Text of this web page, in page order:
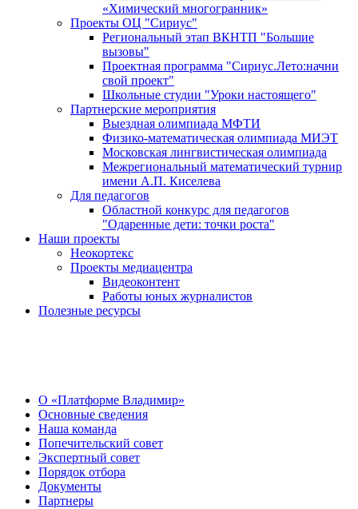
«Химический многогранник»
Проекты ОЦ "Сириус"
Региональный этап ВКНТП "Большие
вызовы"
Проектная программа "Сириус.Лето:начни
свой проект"
Школьные студии "Уроки настоящего"
Партнерские мероприятия
Выездная олимпиада МФТИ
Физико-математическая олимпиада МИЭТ
Московская лингвистическая олимпиада
Межрегиональный математический турнир
имени А.П. Киселева
Для педагогов
Областной конкурс для педагогов
"Одаренные дети: точки роста"
Наши проекты
Неокортекс
Проекты медиацентра
Видеоконтент
Работы юных журналистов
Полезные ресурсы
О «Платформе Владимир»
Основные сведения
Наша команда
Попечительский совет
Экспертный совет
Порядок отбора
Документы
Партнеры